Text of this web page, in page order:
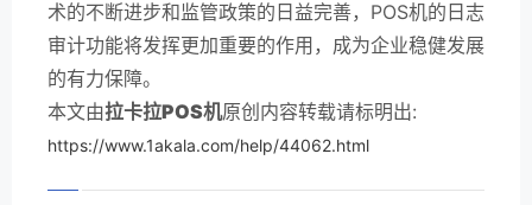
术的不断进步和监管政策的日益完善，POS机的日志
审计功能将发挥更加重要的作用，成为企业稳健发展
的有力保障。
本文由拉卡拉POS机原创内容转载请标明出:
https://www.1akala.com/help/44062.html